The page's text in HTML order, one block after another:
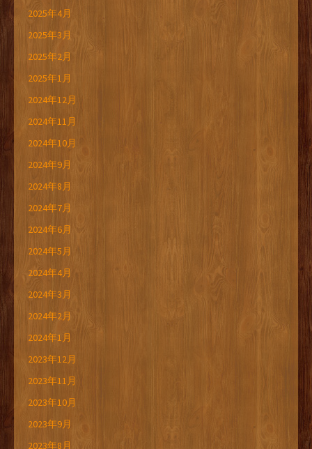
2025年4月
2025年3月
2025年2月
2025年1月
2024年12月
2024年11月
2024年10月
2024年9月
2024年8月
2024年7月
2024年6月
2024年5月
2024年4月
2024年3月
2024年2月
2024年1月
2023年12月
2023年11月
2023年10月
2023年9月
2023年8月